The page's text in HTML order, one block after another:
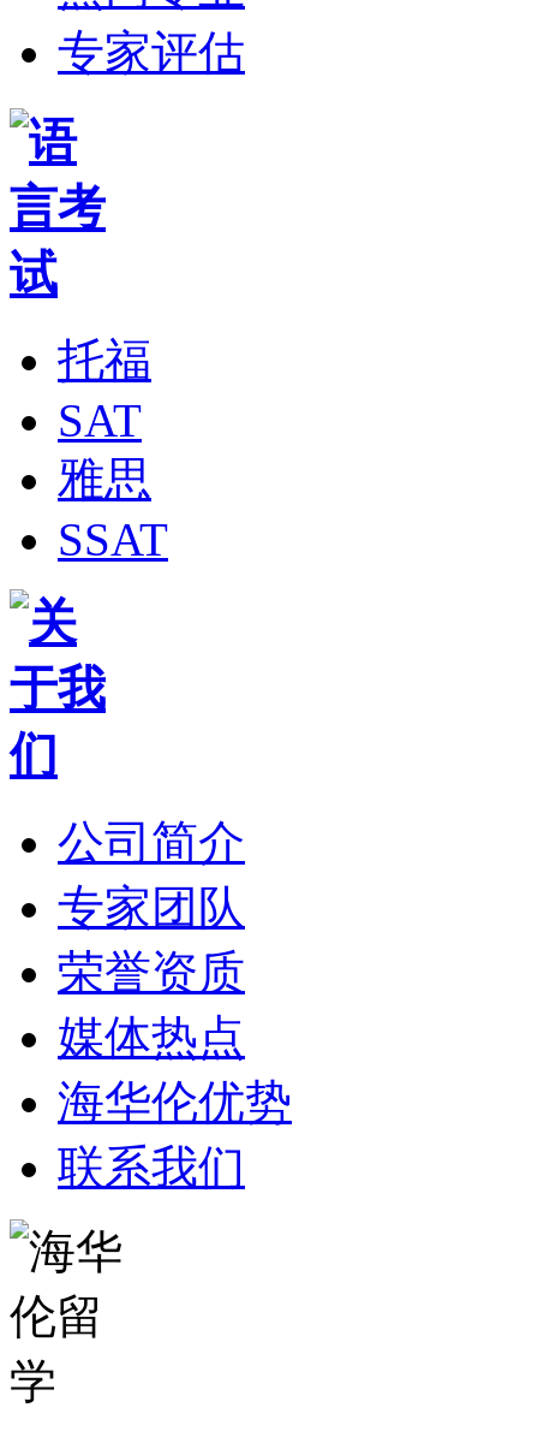
专家评估
托福
SAT
雅思
SSAT
公司简介
专家团队
荣誉资质
媒体热点
海华伦优势
联系我们